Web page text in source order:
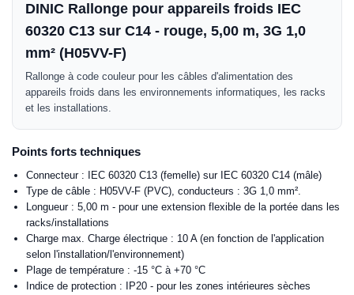
DINIC Rallonge pour appareils froids IEC
60320 C13 sur C14 - rouge, 5,00 m, 3G 1,0
mm² (H05VV-F)
Rallonge à code couleur pour les câbles d'alimentation des
appareils froids dans les environnements informatiques, les racks
et les installations.
Points forts techniques
Connecteur : IEC 60320 C13 (femelle) sur IEC 60320 C14 (mâle)
Type de câble : H05VV-F (PVC), conducteurs : 3G 1,0 mm².
Longueur : 5,00 m - pour une extension flexible de la portée dans les
racks/installations
Charge max. Charge électrique : 10 A (en fonction de l'application
selon l'installation/l'environnement)
Plage de température : -15 °C à +70 °C
Indice de protection : IP20 - pour les zones intérieures sèches